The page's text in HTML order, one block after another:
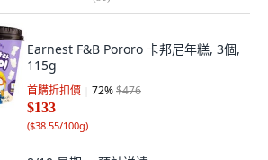
Earnest F&B Pororo 卡邦尼年糕, 3個,
115g
首購折扣價 72%$476
$133
($38.55/100g)